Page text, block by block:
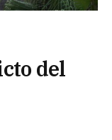
del